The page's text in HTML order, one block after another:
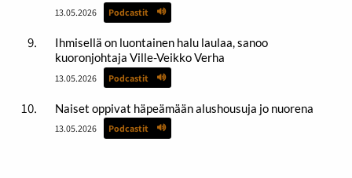
13.05.2026 Podcastit
Ihmisellä on luontainen halu laulaa, sanoo
kuoronjohtaja Ville-Veikko Verha
13.05.2026 Podcastit
Naiset oppivat häpeämään alushousuja jo nuorena
13.05.2026 Podcastit